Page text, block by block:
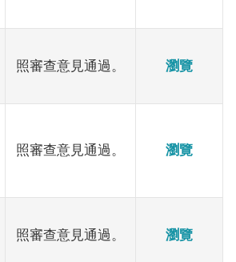
照審查意見通過。 瀏覽
照審查意見通過。 瀏覽
照審查意見通過。 瀏覽